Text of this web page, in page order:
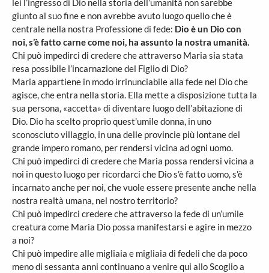
lei l’ingresso di Dio nella storia dell’umanità non sarebbe
giunto al suo fine e non avrebbe avuto luogo quello che è
centrale nella nostra Professione di fede: Dio è un Dio con
noi, s’è fatto carne come noi, ha assunto la nostra umanità.
Chi può impedirci di credere che attraverso Maria sia stata
resa possibile l’incarnazione del Figlio di Dio?
Maria appartiene in modo irrinunciabile alla fede nel Dio che
agisce, che entra nella storia. Ella mette a disposizione tutta la
sua persona, «accetta» di diventare luogo dell’abitazione di
Dio. Dio ha scelto proprio quest’umile donna, in uno
sconosciuto villaggio, in una delle provincie più lontane del
grande impero romano, per rendersi vicina ad ogni uomo.
Chi può impedirci di credere che Maria possa rendersi vicina a
noi in questo luogo per ricordarci che Dio s’è fatto uomo, s’è
incarnato anche per noi, che vuole essere presente anche nella
nostra realtà umana, nel nostro territorio?
Chi può impedirci credere che attraverso la fede di un’umile
creatura come Maria Dio possa manifestarsi e agire in mezzo
a noi?
Chi può impedire alle migliaia e migliaia di fedeli che da poco
meno di sessanta anni continuano a venire qui allo Scoglio a